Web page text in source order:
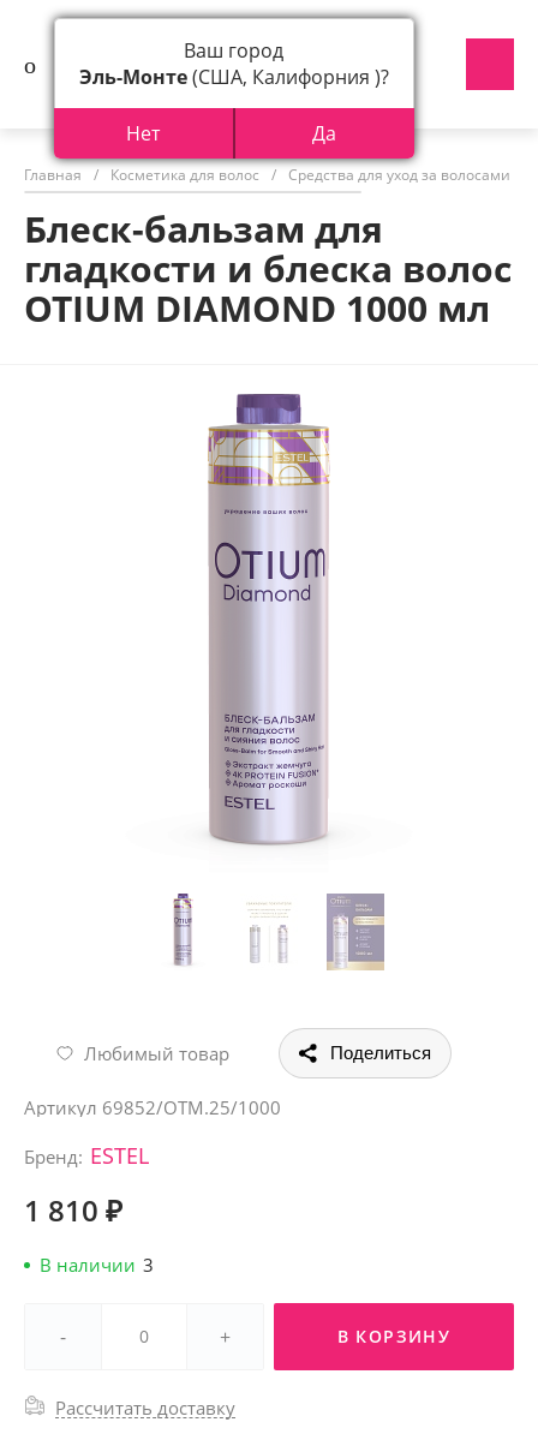
Главная / Косметика для волос / Средства для уход за волосами
Блеск-бальзам для
гладкости и блеска волос
OTIUM DIAMOND 1000 мл
Любимый товар Поделиться
Артикул 69852/OTM.25/1000
Бренд: ESTEL
1 810 ₽
В наличии 3
- + В КОРЗИНУ
Рассчитать доставку
Ваш город
Эль-Монте(США, Калифорния )?
Нет Да